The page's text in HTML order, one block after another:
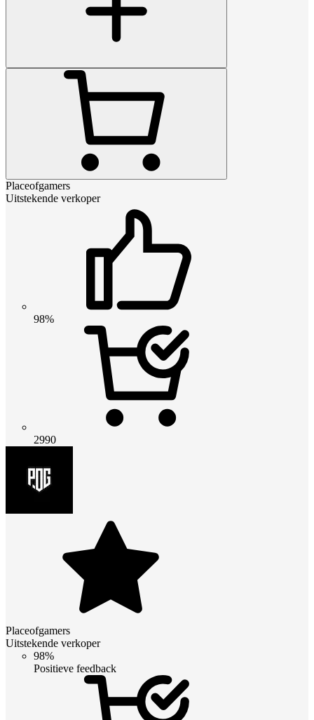
Placeofgamers
Uitstekende verkoper
98%
2990
Placeofgamers
Uitstekende verkoper
98%
Positieve feedback